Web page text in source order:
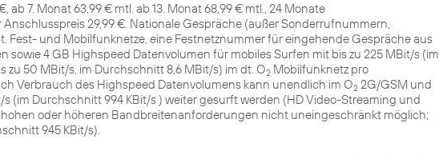
ab 7. Monat 63,99 € mtl. ab 13. Monat 68,99 € mtl., 24 Monate
29,99 €. Nationale Gespräche (außer Sonderrufnummern,
Fest- und Mobilfunknetze, eine Festnetznummer für eingehende Gespräche aus
sowie 4 GB Highspeed Datenvolumen für mobiles Surfen mit bis zu 225 MBit/s (im
zu 50 MBit/s, im Durchschnitt 8,6 MBit/s) im dt. O2 Mobilfunknetz pro
Verbrauch des Highspeed Datenvolumens kann unendlich im O2 2G/GSM und
s (im Durchschnitt 994 KBit/s ) weiter gesurft werden (HD Video-Streaming und
oder höheren Bandbreitenanforderungen nicht uneingeschränkt möglich;
945 KBit/s).